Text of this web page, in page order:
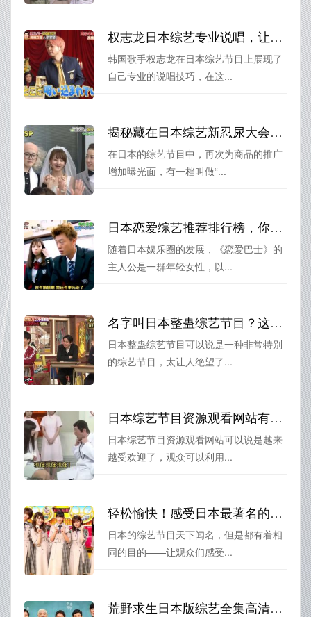
权志龙日本综艺专业说唱，让人大喊：太强了
韩国歌手权志龙在日本综艺节目上展现了
自己专业的说唱技巧，在这...
揭秘藏在日本综艺新忍尿大会里的推销套路
在日本的综艺节目中，再次为商品的推广
增加曝光面，有一档叫做“...
日本恋爱综艺推荐排行榜，你知道哪些最受欢迎？
随着日本娱乐圈的发展，《恋爱巴士》的
主人公是一群年轻女性，以...
名字叫日本整蛊综艺节目？这些狡猾的整蛊手段太让人绝望了
日本整蛊综艺节目可以说是一种非常特别
的综艺节目，太让人绝望了...
日本综艺节目资源观看网站有哪些强大的功能？了解一下
日本综艺节目资源观看网站可以说是越来
越受欢迎了，观众可以利用...
轻松愉快！感受日本最著名的综艺节目带来的快乐
日本的综艺节目天下闻名，但是都有着相
同的目的——让观众们感受...
荒野求生日本版综艺全集高清在线观看地址分享